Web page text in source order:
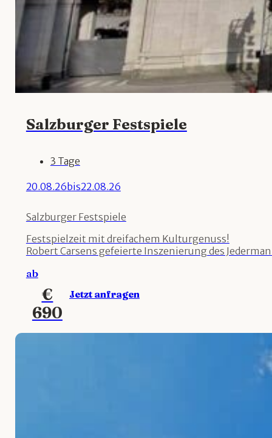
Salzburger Festspiele
3 Tage
20.08.26bis22.08.26
Salzburger Festspiele
Festspielzeit mit dreifachem Kulturgenuss!
Robert Carsens gefeierte Inszenierung des
ab
€
690
Jetzt anfragen